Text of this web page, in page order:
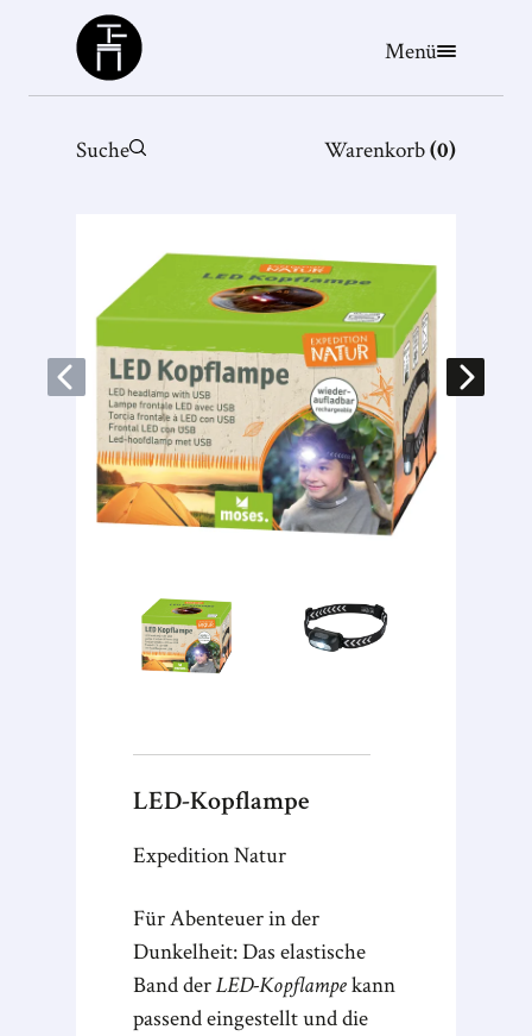
Büchergilde
Menü
Suche Warenkorb(0)
LED-Kopflampe
Expedition Natur
Für Abenteuer in der
Dunkelheit: Das elastische
Band derLED-Kopflampekann
passend eingestellt und die